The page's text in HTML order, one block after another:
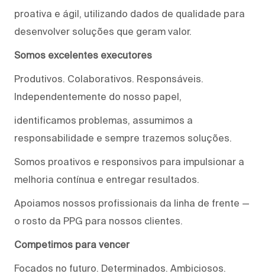
proativa e ágil, utilizando dados de qualidade para
desenvolver soluções que geram valor.
Somos excelentes executores
Produtivos. Colaborativos. Responsáveis.
Independentemente do nosso papel,
identificamos problemas, assumimos a
responsabilidade e sempre trazemos soluções.
Somos proativos e responsivos para impulsionar a
melhoria contínua e entregar resultados.
Apoiamos nossos profissionais da linha de frente —
o rosto da PPG para nossos clientes.
Competimos para vencer
Focados no futuro. Determinados. Ambiciosos.